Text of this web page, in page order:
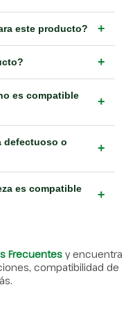
este producto? +
+
es compatible
+
defectuoso o
+
es compatible
+
Frecuentes y encuentra
compatibilidad de